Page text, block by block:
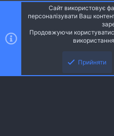
Ніч
Українська (UA)
S
Community platform by XenForo® ©
Community platform by XenForo ©
Сайт використовує
персоналізувати Ваш
Продовжуючи
Прийняти